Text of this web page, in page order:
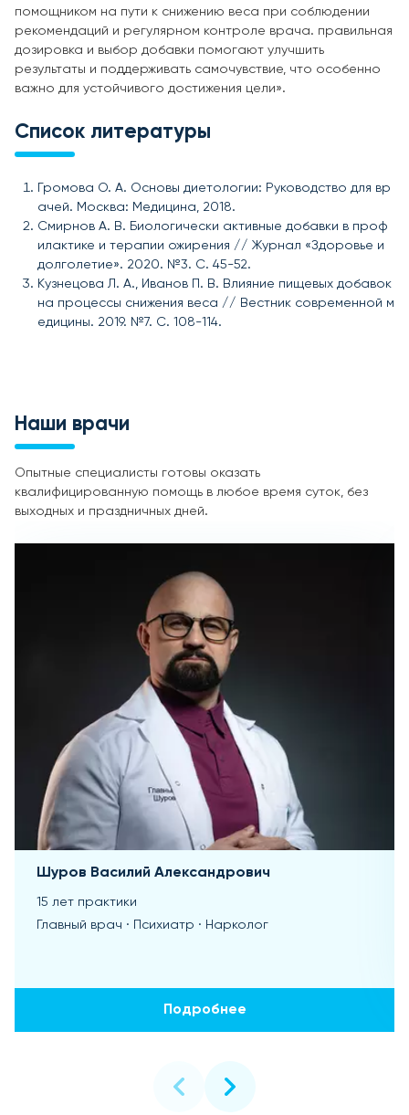
помощником на пути к снижению веса при соблюдении
рекомендаций и регулярном контроле врача. правильная
дозировка и выбор добавки помогают улучшить
результаты и поддерживать самочувствие, что особенно
важно для устойчивого достижения цели».
Список литературы
Громова О. А. Основы диетологии: Руководство для вр
ачей. Москва: Медицина, 2018.
Смирнов А. В. Биологически активные добавки в проф
илактике и терапии ожирения // Журнал «Здоровье и
долголетие». 2020. №3. С. 45-52.
Кузнецова Л. А., Иванов П. В. Влияние пищевых добавок
на процессы снижения веса // Вестник современной м
едицины. 2019. №7. С. 108-114.
Наши врачи
Опытные специалисты готовы оказать
квалифицированную помощь в любое время суток, без
выходных и праздничных дней.
Шуров Василий Александрович
15 лет практики
Главный врач · Психиатр · Нарколог
Подробнее